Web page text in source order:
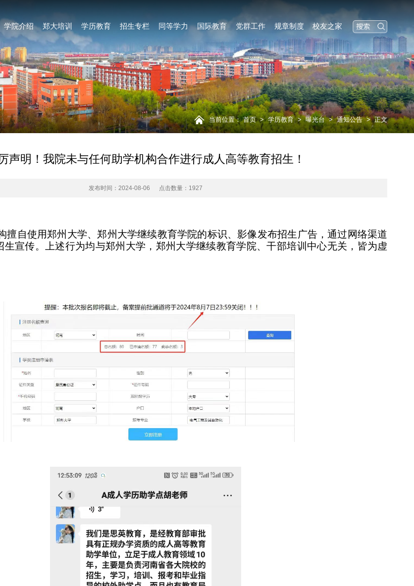
学院介绍 郑大培训 学历教育 招生专栏 同等学力 国际教育 党群工作 规章制度 校友之家
当前位置： 首页>学历教育>曝光台 >通知公告>正文
声明！我院未与任何助学机构合作进行成人高等教育招生！
发布时间：2024-08-06 点击数量： 1927
自使用郑州大学、郑州大学继续教育学院的标识、影像发布招生广告，通过网络渠道
宣传。
上述行为均与郑州大学，郑州大学继续教育学院、干部培训中心无关， 皆为虚